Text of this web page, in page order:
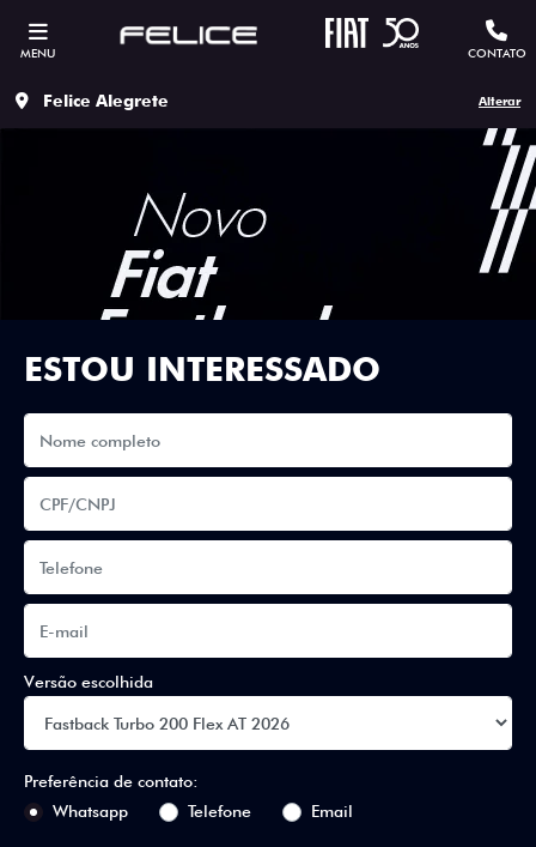
MENU CONTATO
Felice Alegrete Alterar
ESTOU INTERESSADO
Versão escolhida
Preferência de contato:
Whatsapp
Telefone Email